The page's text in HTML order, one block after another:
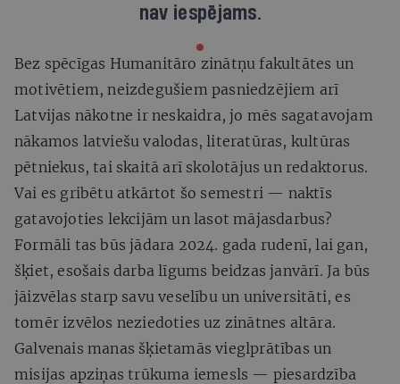
nav iespējams.
Bez spēcīgas Humanitāro zinātņu fakultātes un
motivētiem, neizdegušiem pasniedzējiem arī
Latvijas nākotne ir neskaidra, jo mēs sagatavojam
nākamos latviešu valodas, literatūras, kultūras
pētniekus, tai skaitā arī skolotājus un redaktorus.
Vai es gribētu atkārtot šo semestri — naktīs
gatavojoties lekcijām un lasot mājasdarbus?
Formāli tas būs jādara 2024. gada rudenī, lai gan,
šķiet, esošais darba līgums beidzas janvārī. Ja būs
jāizvēlas starp savu veselību un universitāti, es
tomēr izvēlos neziedoties uz zinātnes altāra.
Galvenais manas šķietamās vieglprātības un
misijas apziņas trūkuma iemesls — piesardzība